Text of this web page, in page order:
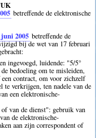
betreffende de elektronische
2005 betreffende de
bij de wet van 17 februari
ingevoegd, luidende: "5/5°
bedoeling om te misleiden,
contract, om voor zichzelf
te verkrijgen, ten nadele van de
een elektronische-
van de dienst": gebruik van
de elektronische-
aan zijn correspondent of